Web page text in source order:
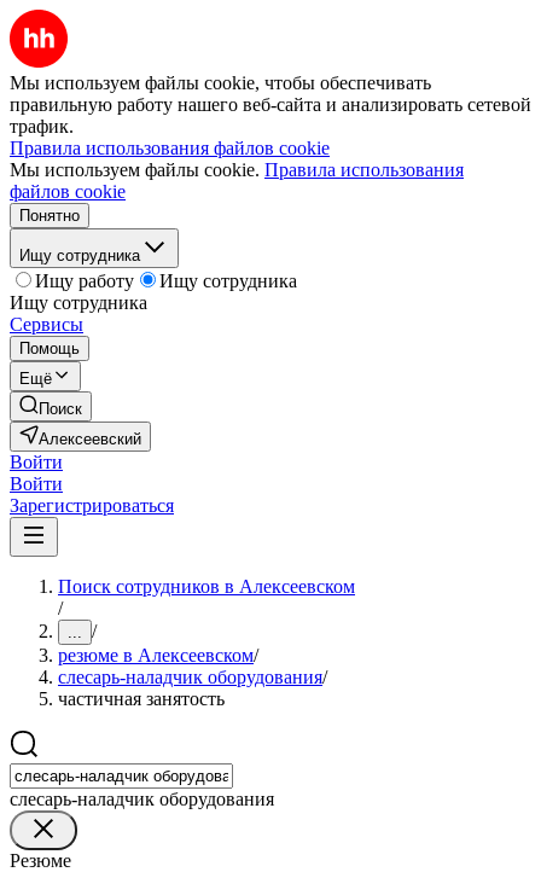
Мы используем файлы cookie, чтобы обеспечивать
правильную работу нашего веб-сайта и анализировать сетевой
трафик.
Правила использования файлов cookie
Мы используем файлы cookie. Правила использования
файлов cookie
Понятно
Ищу сотрудника
Ищу работу
Ищу сотрудника
Ищу сотрудника
Сервисы
Помощь
Ещё
Поиск
Алексеевский
Войти
Войти
Зарегистрироваться
Поиск сотрудников в Алексеевском
/
... /
резюме в Алексеевском/
слесарь-наладчик оборудования/
частичная занятость
слесарь-наладчик оборудования
Резюме